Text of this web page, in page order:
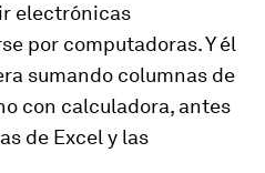
electrónicas
por computadoras. Y él
sumando columnas de
con calculadora, antes
de Excel y las